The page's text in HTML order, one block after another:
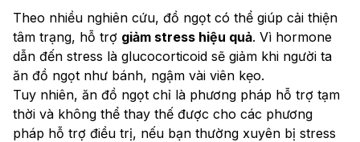
Theo nhiều nghiên cứu, đồ ngọt có thể giúp cải thiện
tâm trạng, hỗ trợ giảm stress hiệu quả. Vì hormone
dẫn đến stress là glucocorticoid sẽ giảm khi người ta
ăn đồ ngọt như bánh, ngậm vài viên kẹo.
Tuy nhiên, ăn đồ ngọt chỉ là phương pháp hỗ trợ tạm
thời và không thể thay thế được cho các phương
pháp hỗ trợ điều trị, nếu bạn thường xuyên bị stress